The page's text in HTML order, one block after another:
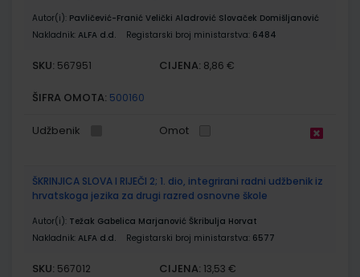
Autor(i): Pavličević-Franić Velički Aladrović Slovaček Domišljanović
Nakladnik: ALFA d.d. Registarski broj ministarstva: 6484
SKU: 567951 CIJENA: 8,86 €
ŠIFRA OMOTA: 500160
Udžbenik Omot
ŠKRINJICA SLOVA I RIJEČI 2; 1. dio, integrirani radni udžbenik iz
hrvatskoga jezika za drugi razred osnovne škole
Autor(i): Težak Gabelica Marjanović Škribulja Horvat
Nakladnik: ALFA d.d. Registarski broj ministarstva: 6577
SKU: 567012 CIJENA: 13,53 €